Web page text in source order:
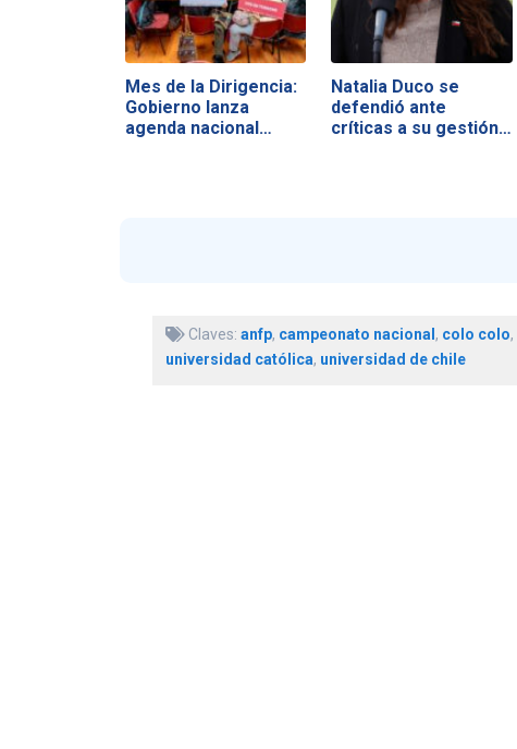
Mes de la Dirigencia:
Gobierno lanza
agenda nacional…
Natalia Duco se
defendió ante
críticas a su gestión…
Claves: anfp, campeonato nacional , colo colo,
universidad católica, universidad de chile